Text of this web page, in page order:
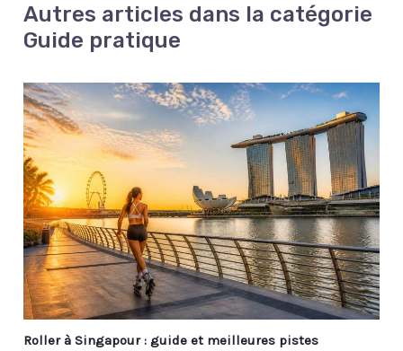
Autres articles dans la catégorie
Guide pratique
Roller à Singapour : guide et meilleures pistes